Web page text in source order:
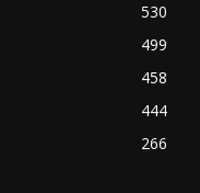
530
499
458
444
266